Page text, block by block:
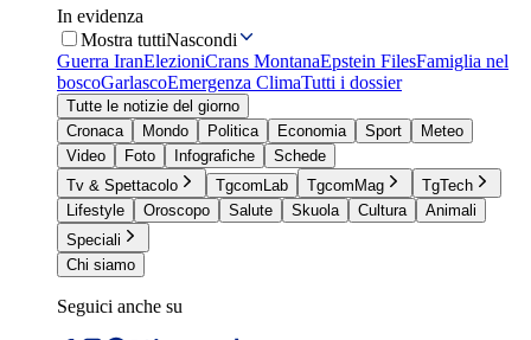
In evidenza
Mostra tuttiNascondi
Guerra IranElezioniCrans MontanaEpstein FilesFamiglia nel
boscoGarlascoEmergenza ClimaTutti i dossier
Tutte le notizie del giorno
Cronaca
Mondo Politica Economia Sport
Meteo
Video
Foto Infografiche
Schede
Tv & Spettacolo
TgcomLab TgcomMag
TgTech
Lifestyle
Oroscopo Salute Skuola Cultura
Animali
Speciali
Chi siamo
Seguici anche su